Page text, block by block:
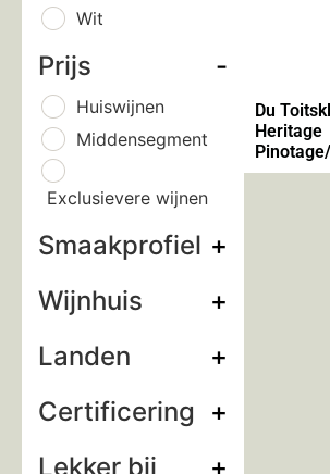
Wit
Prijs -
Huiswijnen
Middensegment
Exclusievere wijnen
Smaakprofiel +
Wijnhuis
+
Landen
+
Certificering
+
Lekker bij
+
Du
Heritage